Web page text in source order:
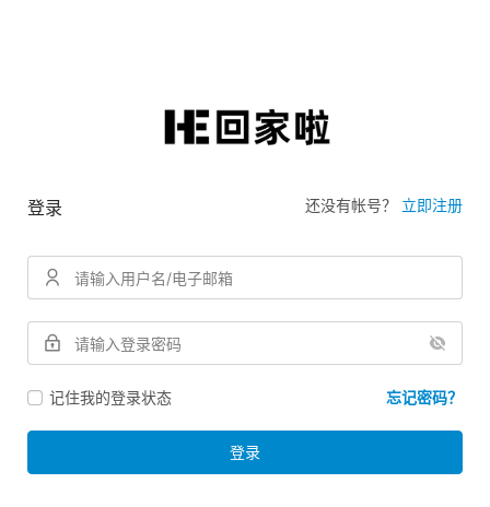
登录 还没有帐号？ 立即注册
记住我的登录状态 忘记密码？
登录